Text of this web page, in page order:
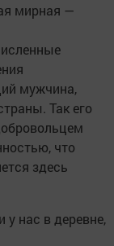
мирная —
мужчина,
Так его
что
здесь
у нас в деревне,